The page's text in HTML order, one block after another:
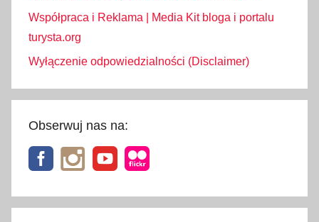
Współpraca i Reklama | Media Kit bloga i portalu
turysta.org
Wyłączenie odpowiedzialności (Disclaimer)
Obserwuj nas na: